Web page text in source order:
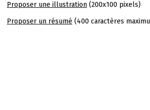
Proposer une illustration(200x100 pixels)
Proposer un résumé (400 caractères